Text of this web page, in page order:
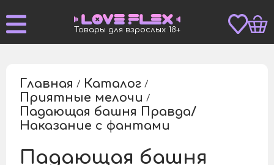
Товары для взрослых 18+
Главная / Каталог /
Приятные мелочи /
Падающая башня Правда/
Наказание с фантами
Падающая башня